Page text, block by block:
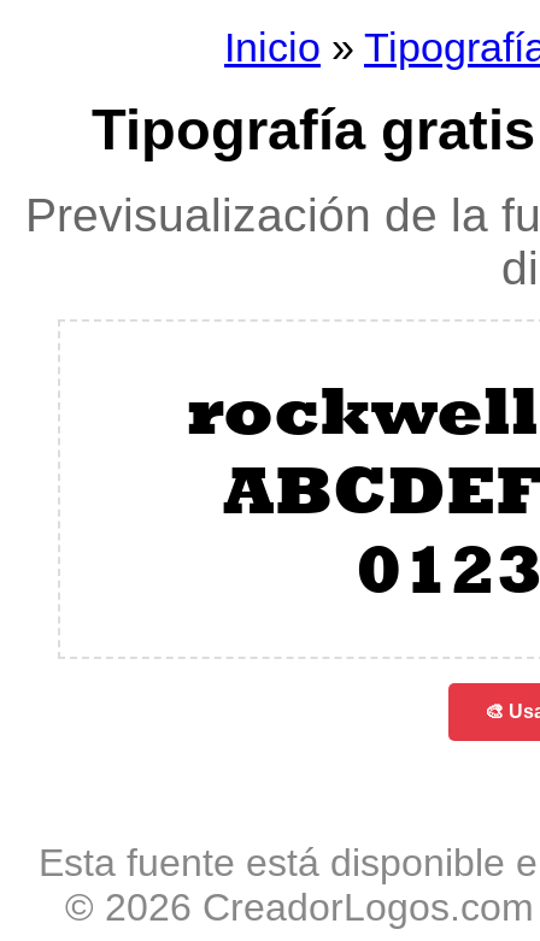
Inicio »
Tipografía
Previsualización de la
🎨
Esta fuente está disponible
© 2026